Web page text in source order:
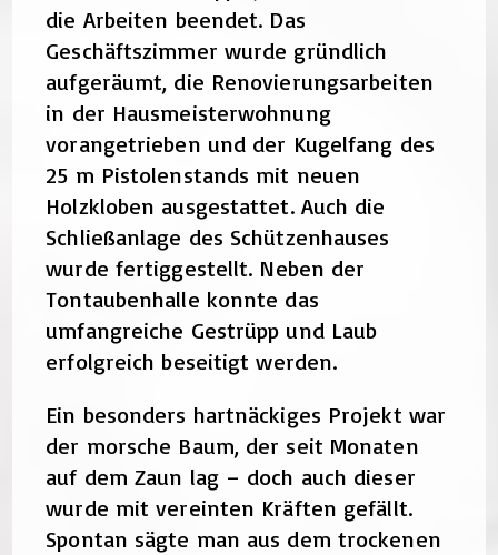
die Arbeiten beendet. Das
Geschäftszimmer wurde gründlich
aufgeräumt, die Renovierungsarbeiten
in der Hausmeisterwohnung
vorangetrieben und der Kugelfang des
25 m Pistolenstands mit neuen
Holzkloben ausgestattet. Auch die
Schließanlage des Schützenhauses
wurde fertiggestellt. Neben der
Tontaubenhalle konnte das
umfangreiche Gestrüpp und Laub
erfolgreich beseitigt werden.
Ein besonders hartnäckiges Projekt war
der morsche Baum, der seit Monaten
auf dem Zaun lag – doch auch dieser
wurde mit vereinten Kräften gefällt.
Spontan sägte man aus dem trockenen